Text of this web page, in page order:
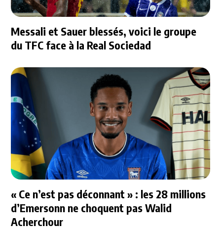
Messali et Sauer blessés, voici le groupe
du TFC face à la Real Sociedad
« Ce n’est pas déconnant » : les 28 millions
d’Emersonn ne choquent pas Walid
Acherchour